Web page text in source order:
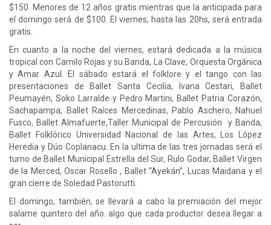
$150. Menores de 12 años gratis mientras que la anticipada para
el domingo será de $100. El viernes, hasta las 20hs, será entrada
gratis.
En cuanto a la noche del viernes, estará dedicada a la música
tropical con Camilo Rojas y su Banda, La Clave, Orquesta Orgánica
y Amar Azul. El sábado estará el folklore y el tango con las
presentaciones de Ballet Santa Cecilia, Ivana Cestari, Ballet
Peumayén, Soko Larralde y Pedro Martini, Ballet Patria Corazón,
Sachapampa, Ballet Raíces Mercedinas, Pablo Aschero, Nahuel
Fusco, Ballet Almafuerte,Taller Municipal de Percusión y Banda,
Ballet Folklórico Universidad Nacional de las Artes, Los López
Heredia y Dúo Coplanacu. En la ultima de las tres jornadas será el
turno de Ballet Municipal Estrella del Sur, Rulo Godar, Ballet Virgen
de la Merced, Oscar Rosello , Ballet “Ayekán”, Lucas Maidana y el
gran cierre de Soledad Pastorutti.
El domingo, también, se llevará a cabo la premiación del mejor
salame quintero del año. algo que cada productor desea llegar a